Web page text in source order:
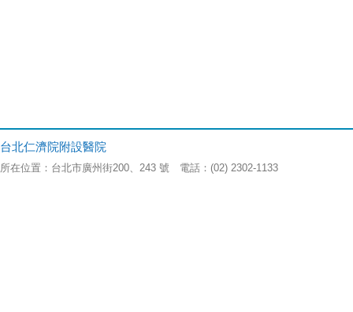
台北仁濟院附設醫院
所在位置：台北市廣州街200、243 號 電話：(02) 2302-1133